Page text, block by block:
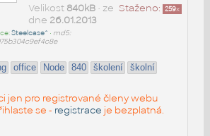
Staženo: 259x
Velikost 840kB• ze
dne 26.01.2013
Steelcase^ • md5:
office Node 840 školení
školní
jen pro registrované členy webu
se - registrace je bezplatná.